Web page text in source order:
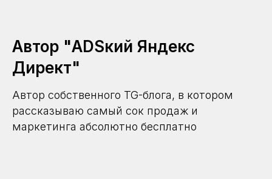
Автор "ADSкий Яндекс
Директ"
Автор собственного TG-блога, в котором
рассказываю самый сок продаж и
маркетинга абсолютно бесплатно